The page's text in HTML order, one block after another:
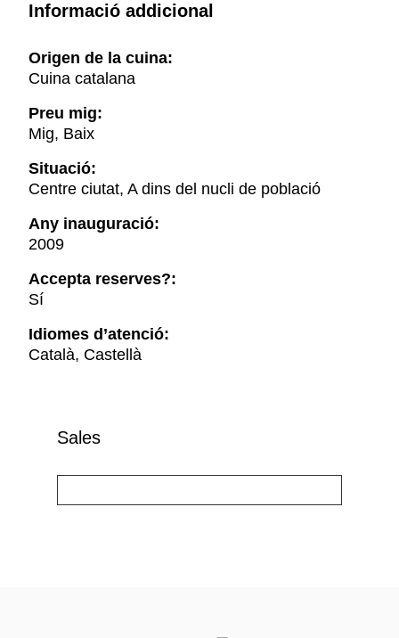
Informació addicional
Origen de la cuina:
Cuina catalana
Preu mig:
Mig, Baix
Situació:
Centre ciutat, A dins del nucli de població
Any inauguració:
2009
Accepta reserves?:
Sí
Idiomes d’atenció:
Català, Castellà
Sales